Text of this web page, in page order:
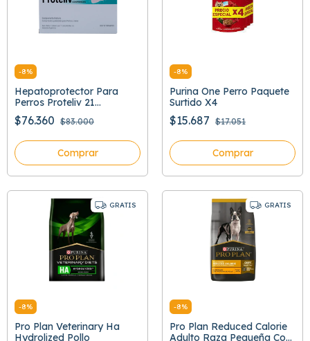
-8%
Hepatoprotector Para
Perros Proteliv 21
Comprimidos
$76.360 $83.000
Comprar
-8%
Purina One Perro Paquete
Surtido X4
$15.687 $17.051
Comprar
GRATIS
-8%
Pro Plan Veterinary Ha
Hydrolized Pollo
GRATIS
-8%
Pro Plan Reduced Calorie
Adulto Raza Pequeña Con